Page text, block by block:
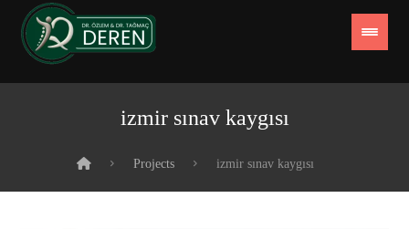
izmir sınav kaygısı
Projects izmir sınav kaygısı